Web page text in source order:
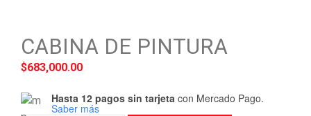
CABINA DE PINTURA
$683,000.00
Hasta 12 pagos sin tarjeta con Mercado Pago.
Saber más